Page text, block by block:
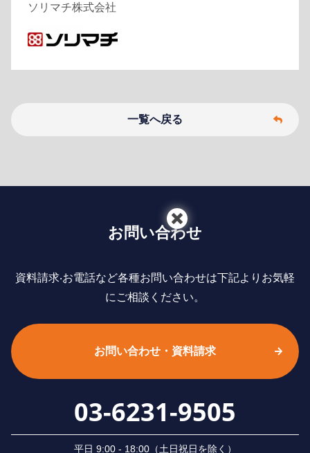
ソリマチ株式会社
一覧へ戻る
お問い合わせ
資料請求‧お電話など各種お問い合わせは下記よりお気軽
にご相談ください。
お問い合わせ・資料請求
03-6231-9505
平⽇ 9:00 - 18:00（⼟⽇祝⽇を除く）